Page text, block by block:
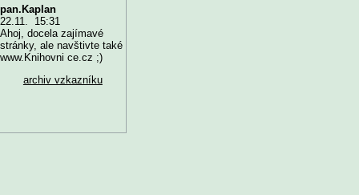
pan.Kaplan
22.11. 15:31
Ahoj, docela zajímavé
stránky, ale navštivte také
www.Knihovni ce.cz ;)
archiv vzkazníku